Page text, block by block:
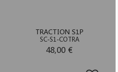
TRACTION S1P
SC-S1-COTRA
48,00 €